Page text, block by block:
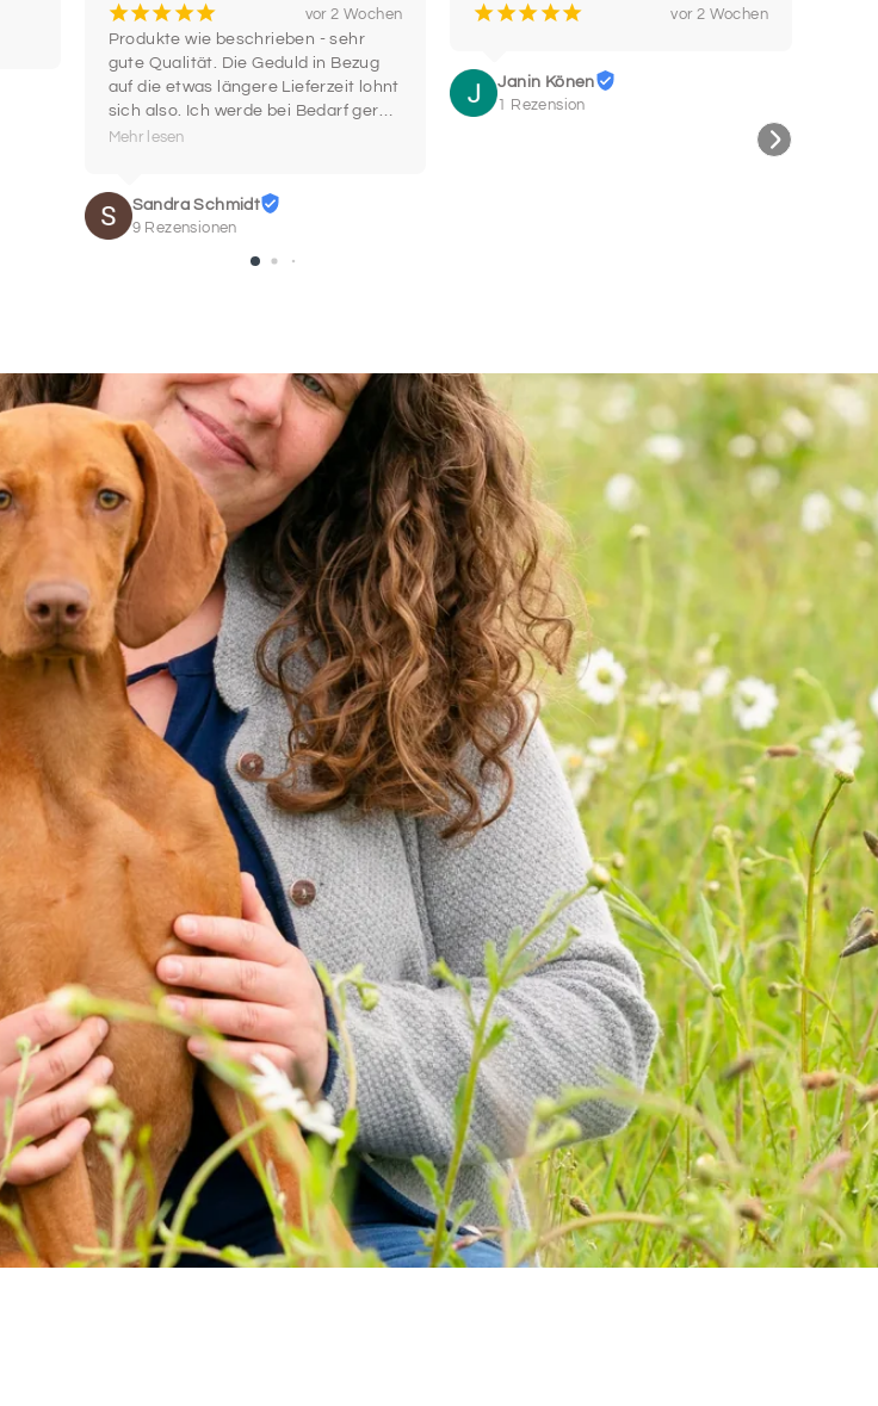
¡¡¡¡¡
vor 2 Wochen
Produkte wie beschrieben - sehr
gute Qualität. Die Geduld in Bezug
auf die etwas längere Lieferzeit lohnt
sich also. Ich werde bei Bedarf gerne
wieder hier einkaufen.
Mehr lesen
Sandra Schmidt
9 Rezensionen
¡¡¡¡¡ vor 2 Wochen
Janin Könen
1 Rezension